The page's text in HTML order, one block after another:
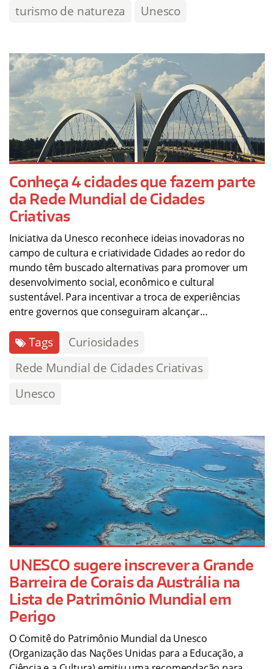
turismo de natureza
Unesco
Conheça 4 cidades que fazem parte
da Rede Mundial de Cidades
Criativas
Iniciativa da Unesco reconhece ideias inovadoras no
campo de cultura e criatividade Cidades ao redor do
mundo têm buscado alternativas para promover um
desenvolvimento social, econômico e cultural
sustentável. Para incentivar a troca de experiências
entre governos que conseguiram alcançar…
Tags
Curiosidades
Rede Mundial de Cidades Criativas
Unesco
UNESCO sugere inscrever a Grande
Barreira de Corais da Austrália na
Lista de Patrimônio Mundial em
Perigo
O Comitê do Patrimônio Mundial da Unesco
(Organização das Nações Unidas para a Educação, a